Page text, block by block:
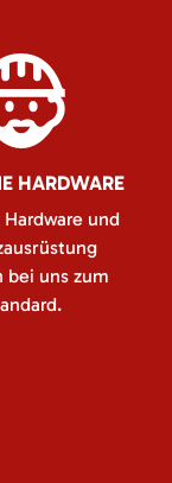
HARDWARE
und
bei uns zum